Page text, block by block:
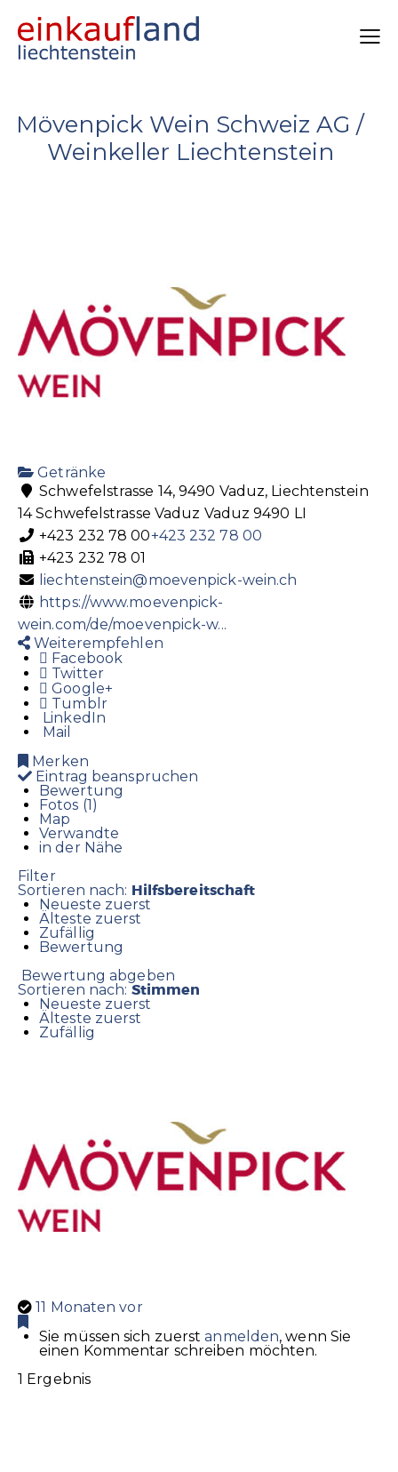
Mövenpick Wein Schweiz AG /
Weinkeller Liechtenstein
Getränke
Schwefelstrasse 14, 9490 Vaduz, Liechtenstein
14 Schwefelstrasse Vaduz Vaduz 9490 LI
+423 232 78 00+423 232 78 00
+423 232 78 01
liechtenstein@moevenpick-wein.ch
https://www.moevenpick-
wein.com/de/moevenpick-w...
Weiterempfehlen
Facebook
Twitter
Google+
Tumblr
LinkedIn
Mail
Merken
Eintrag beanspruchen
Bewertung
Fotos (1)
Map
Verwandte
in der Nähe
Filter
Sortieren nach: Hilfsbereitschaft
Neueste zuerst
Älteste zuerst
Zufällig
Bewertung
Bewertung abgeben
Sortieren nach: Stimmen
Neueste zuerst
Älteste zuerst
Zufällig
11 Monaten vor
Sie müssen sich zuerstanmelden, wenn Sie
einen Kommentar schreiben möchten.
1 Ergebnis